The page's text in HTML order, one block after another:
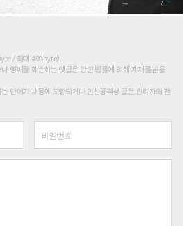
/ 최대 400byte)
명예를 훼손하는 댓글은 관련 법률에 의해 제재를 받을
단어가 내용에 포함되거나 인신공격성 글은 관리자의 판